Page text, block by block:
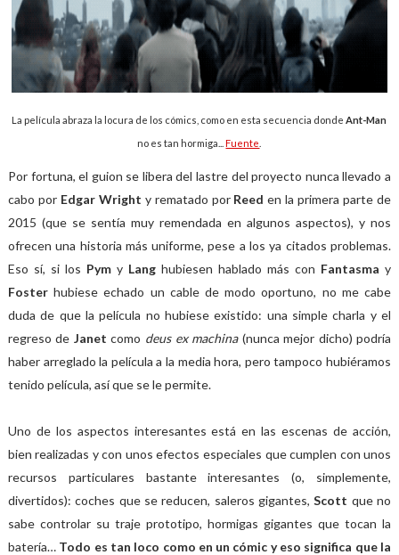
La película abraza la locura de los cómics, como en esta secuencia dondeAnt-Man
no es tan hormiga...Fuente
Por fortuna, el guion se libera del lastre del proyecto nunca llevado a
cabo por Edgar Wright y rematado por Reeden la primera parte de
2015 (que se sentía muy remendada en algunos aspectos), y nos
ofrecen una historia más uniforme, pese a los ya citados problemas.
Eso sí, si los Pym y Langhubiesen hablado más con Fantasmay
Fosterhubiese echado un cable de modo oportuno, no me cabe
duda de que la película no hubiese existido: una simple charla y el
regreso de Janetcomo deus ex machina(nunca mejor dicho) podría
haber arreglado la película a la media hora, pero tampoco hubiéramos
tenido película, así que se le permite.
Uno de los aspectos interesantes está en las escenas de acción,
bien realizadas y con unos efectos especiales que cumplen con unos
recursos particulares bastante interesantes (o, simplemente,
divertidos): coches que se reducen, saleros gigantes,Scott que no
sabe controlar su traje prototipo, hormigas gigantes que tocan la
batería… Todo es tan loco como en un cómic y eso significa que la